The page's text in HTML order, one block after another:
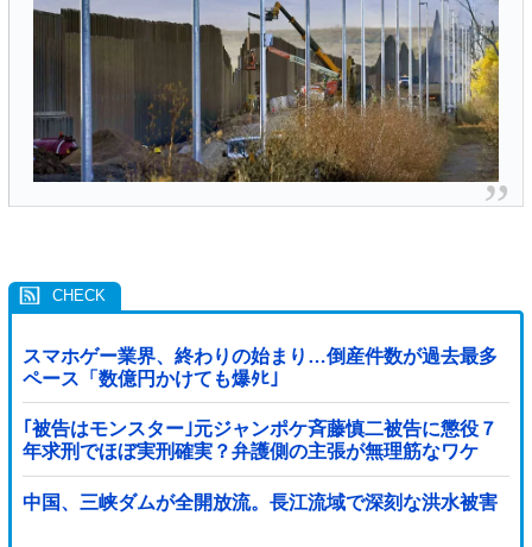
スマホゲー業界、終わりの始まり…倒産件数が過去最多
ペース「数億円かけても爆ﾀﾋ」
｢被告はモンスター｣元ジャンポケ斉藤慎二被告に懲役７
年求刑でほぼ実刑確実？弁護側の主張が無理筋なワケ
中国、三峡ダムが全開放流。長江流域で深刻な洪水被害